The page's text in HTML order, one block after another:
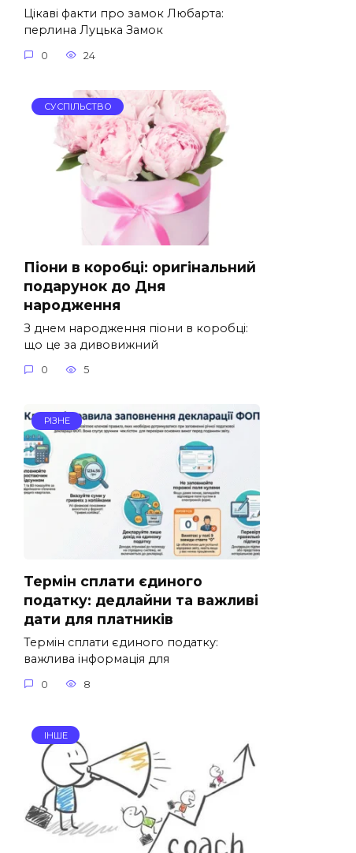
Цікаві факти про замок Любарта:
перлина Луцька Замок
0 24
СУСПІЛЬСТВО
Піони в коробці: оригінальний
подарунок до Дня
народження
З днем народження піони в коробці:
що це за дивовижний
0 5
РІЗНЕ
Термін сплати єдиного
податку: дедлайни та важливі
дати для платників
Термін сплати єдиного податку:
важлива інформація для
0 8
ІНШЕ